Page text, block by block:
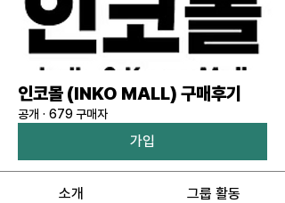
인코몰 (INKO MALL) 구매후기
공개 · 679 구매자
가입
소개 그룹 활동